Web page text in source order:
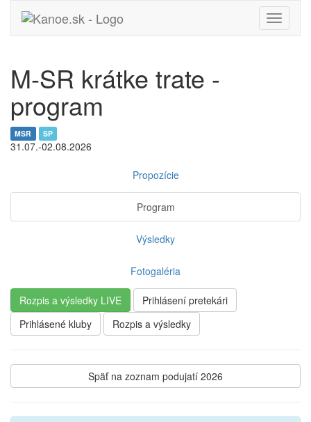
Toggle
M-SR krátke trate -
program
MSR SP
31.07.-02.08.2026
Propozície
Program
Výsledky
Fotogaléria
Rozpis a výsledky LIVE
Prihlásení pretekári
Prihlásené kluby
Rozpis a výsledky
Späť na zoznam podujatí 2026